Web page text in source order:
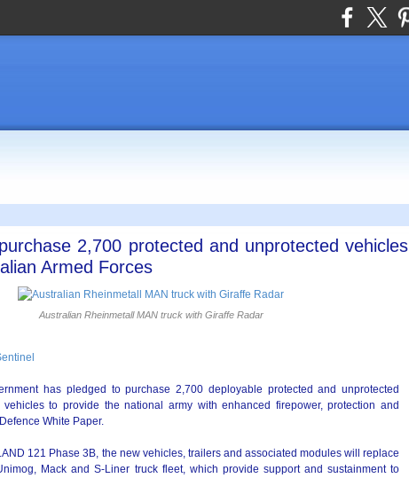
2,700 protected and unprotected vehicles
Armed Forces
Australian Rheinmetall MAN truck with Giraffe Radar
has pledged to purchase 2,700 deployable protected and unprotected
to provide the national army with enhanced firepower, protection and
White Paper.
121 Phase 3B, the new vehicles, trailers and associated modules will replace
Mack and S-Liner truck fleet, which provide support and sustainment to